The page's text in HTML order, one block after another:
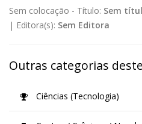
Sem colocação - Título: Sem
| Editora(s): Sem Editora
Outras categorias
Ciências (Tecnologia)